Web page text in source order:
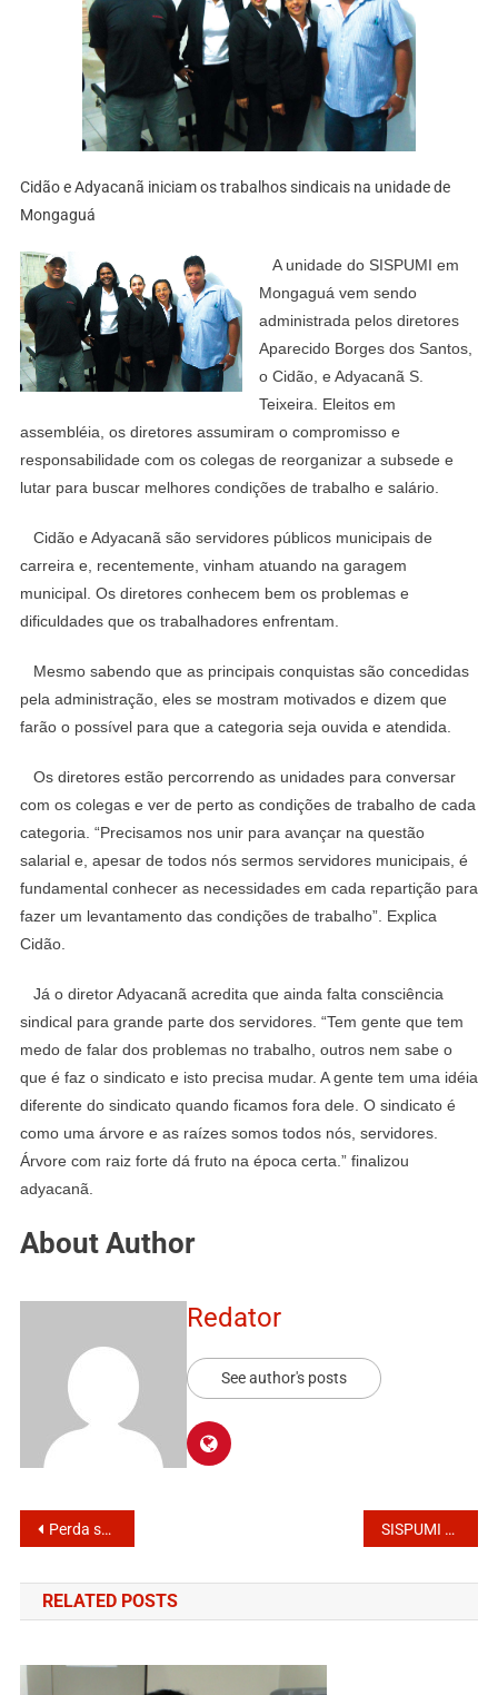
Cidão e Adyacanã iniciam os trabalhos sindicais na unidade de
Mongaguá
A unidade do SISPUMI em
Mongaguá vem sendo
administrada pelos diretores
Aparecido Borges dos Santos,
o Cidão, e Adyacanã S.
Teixeira. Eleitos em
assembléia, os diretores assumiram o compromisso e
responsabilidade com os colegas de reorganizar a subsede e
lutar para buscar melhores condições de trabalho e salário.
Cidão e Adyacanã são servidores públicos municipais de
carreira e, recentemente, vinham atuando na garagem
municipal. Os diretores conhecem bem os problemas e
dificuldades que os trabalhadores enfrentam.
Mesmo sabendo que as principais conquistas são concedidas
pela administração, eles se mostram motivados e dizem que
farão o possível para que a categoria seja ouvida e atendida.
Os diretores estão percorrendo as unidades para conversar
com os colegas e ver de perto as condições de trabalho de cada
categoria. “Precisamos nos unir para avançar na questão
salarial e, apesar de todos nós sermos servidores municipais, é
fundamental conhecer as necessidades em cada repartição para
fazer um levantamento das condições de trabalho”. Explica
Cidão.
Já o diretor Adyacanã acredita que ainda falta consciência
sindical para grande parte dos servidores. “Tem gente que tem
medo de falar dos problemas no trabalho, outros nem sabe o
que é faz o sindicato e isto precisa mudar. A gente tem uma idéia
diferente do sindicato quando ficamos fora dele. O sindicato é
como uma árvore e as raízes somos todos nós, servidores.
Árvore com raiz forte dá fruto na época certa.” finalizou
adyacanã.
About Author
Redator
See author's posts
Perda salarial acumulada no ano tem índice de 6,07% SISPUMI conquista suspensão da cobrança de devolução da URV
RELATED POSTS